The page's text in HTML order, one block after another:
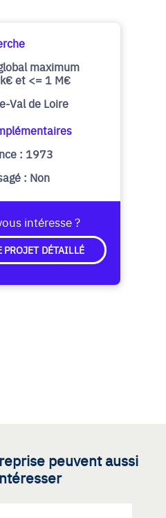
maximum
et <= 1 M€
Val de Loire
: 1973
: Non
intéresse ?
PROJET DÉTAILLÉ
peuvent aussi